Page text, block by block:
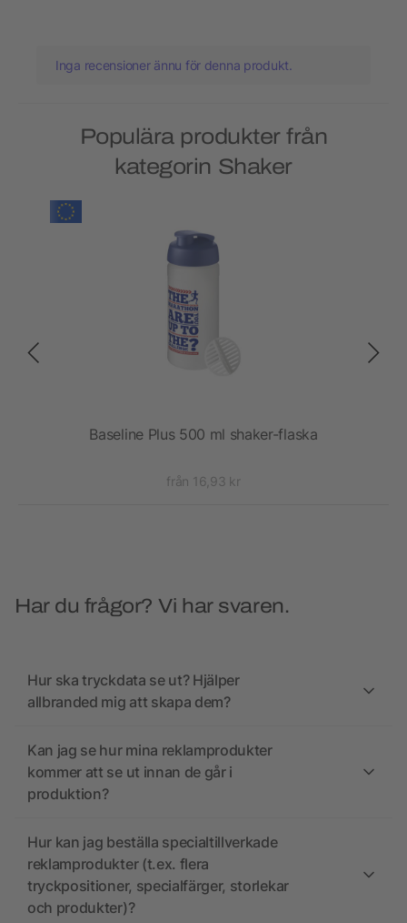
Inga recensioner ännu för denna produkt.
Populära produkter från
kategorin Shaker
Baseline Plus 500 ml shaker-flaska
från 16,93 kr
Har du frågor? Vi har svaren.
Hur ska tryckdata se ut? Hjälper
allbranded mig att skapa dem?
Kan jag se hur mina reklamprodukter
kommer att se ut innan de går i
produktion?
Hur kan jag beställa specialtillverkade
reklamprodukter (t.ex. flera
tryckpositioner, specialfärger, storlekar
och produkter)?